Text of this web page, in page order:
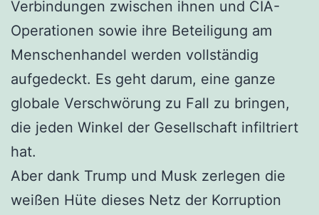
Verbindungen zwischen ihnen und CIA-
Operationen sowie ihre Beteiligung am
Menschenhandel werden vollständig
aufgedeckt. Es geht darum, eine ganze
globale Verschwörung zu Fall zu bringen,
die jeden Winkel der Gesellschaft infiltriert
hat.
Aber dank Trump und Musk zerlegen die
weißen Hüte dieses Netz der Korruption